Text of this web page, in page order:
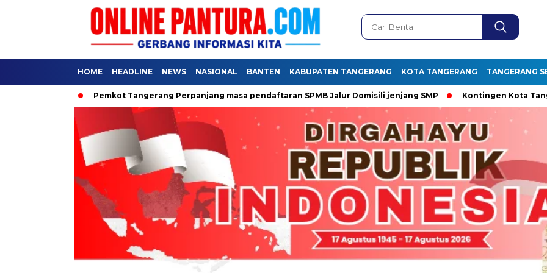
HOME HEADLINE NEWS NASIONAL BANTEN KABUPATEN TANGERANG KOTA TANGERANG TANGERANG
Pemkot Tangerang Perpanjang masa pendaftaran SPMB Jalur Domisili jenjang SMP Kontingen Kota Tangerang